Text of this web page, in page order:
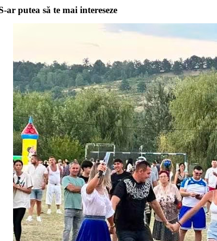
ar putea să te mai intereseze